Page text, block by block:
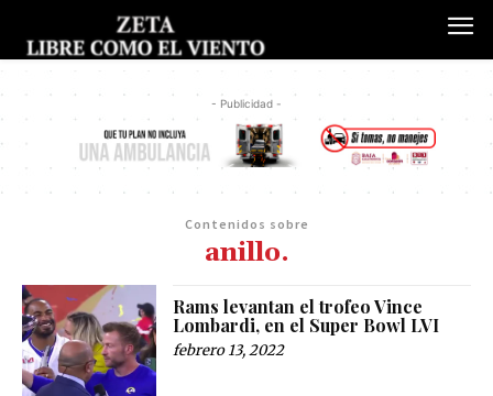
- Publicidad -
Contenidos sobre
anillo.
Rams levantan el trofeo Vince
Lombardi, en el Super Bowl LVI
febrero 13, 2022